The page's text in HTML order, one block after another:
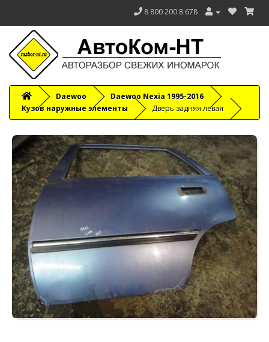
8 800 200 8 678
Daewoo
Daewoo Nexia 1995-2016
Кузов наружные элементы
Дверь задняя левая